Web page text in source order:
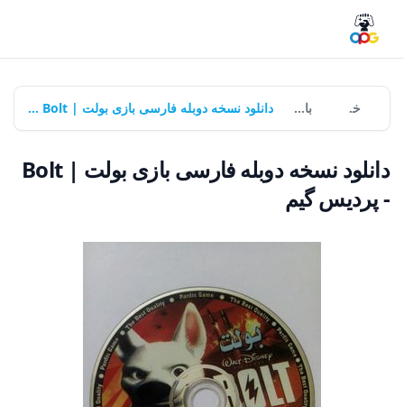
خانه بازی‌ها دانلود نسخه دوبله فارسی بازی بولت | Bolt - پردیس گیم
دانلود نسخه دوبله فارسی بازی بولت | Bolt
- پردیس گیم